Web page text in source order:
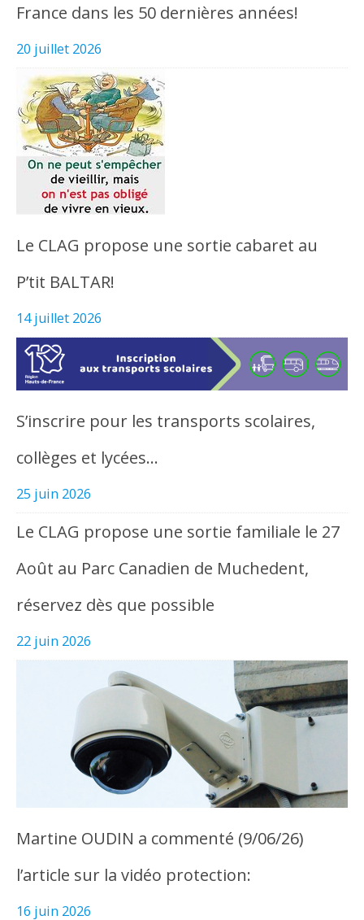
France dans les 50 dernières années!
20 juillet 2026
Le CLAG propose une sortie cabaret au
P’tit BALTAR!
14 juillet 2026
S’inscrire pour les transports scolaires,
collèges et lycées…
25 juin 2026
Le CLAG propose une sortie familiale le 27
Août au Parc Canadien de Muchedent,
réservez dès que possible
22 juin 2026
Martine OUDIN a commenté (9/06/26)
l’article sur la vidéo protection:
16 juin 2026